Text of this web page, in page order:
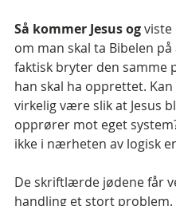
Så kommer Jesus og viste
om man skal ta Bibelen
faktisk bryter den samme
han skal ha opprettet.
virkelig være slik at Jesus
opprører mot eget
ikke i nærheten av logisk
De skriftlærde jødene får
handling et stort problem.